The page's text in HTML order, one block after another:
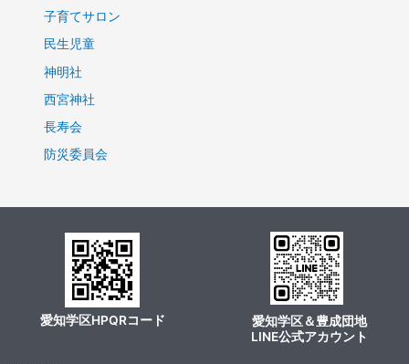
子育てサロン
民生児童
神明社
西宮神社
長寿会
防災委員会
愛知学区HPQRコード
愛知学区＆豊成団地
LINE公式アカウント